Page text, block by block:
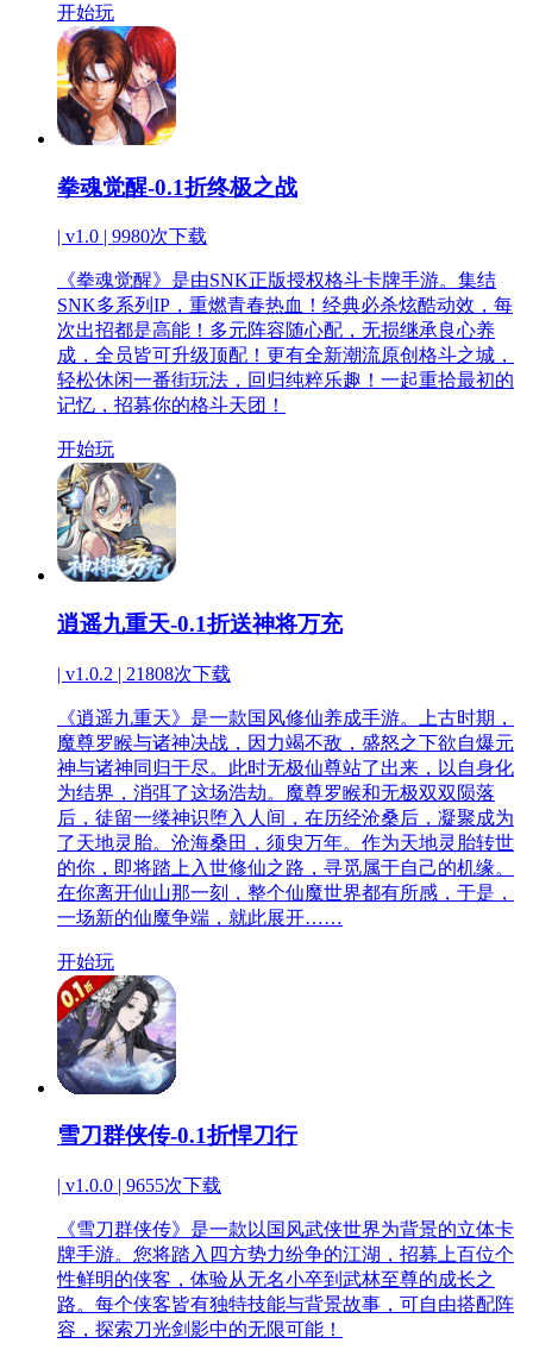
开始玩
拳魂觉醒-0.1折终极之战
| v1.0 | 9980次下载
《拳魂觉醒》是由SNK正版授权格斗卡牌手游。集结
SNK多系列IP，重燃青春热血！经典必杀炫酷动效，每
次出招都是高能！多元阵容随心配，无损继承良心养
成，全员皆可升级顶配！更有全新潮流原创格斗之城，
轻松休闲一番街玩法，回归纯粹乐趣！一起重拾最初的
记忆，招募你的格斗天团！
开始玩
逍遥九重天-0.1折送神将万充
| v1.0.2 | 21808次下载
《逍遥九重天》是一款国风修仙养成手游。上古时期，
魔尊罗睺与诸神决战，因力竭不敌，盛怒之下欲自爆元
神与诸神同归于尽。此时无极仙尊站了出来，以自身化
为结界，消弭了这场浩劫。魔尊罗睺和无极双双陨落
后，徒留一缕神识堕入人间，在历经沧桑后，凝聚成为
了天地灵胎。沧海桑田，须臾万年。作为天地灵胎转世
的你，即将踏上入世修仙之路，寻觅属于自己的机缘。
在你离开仙山那一刻，整个仙魔世界都有所感，于是，
一场新的仙魔争端，就此展开……
开始玩
雪刀群侠传-0.1折悍刀行
| v1.0.0 | 9655次下载
《雪刀群侠传》是一款以国风武侠世界为背景的立体卡
牌手游。您将踏入四方势力纷争的江湖，招募上百位个
性鲜明的侠客，体验从无名小卒到武林至尊的成长之
路。每个侠客皆有独特技能与背景故事，可自由搭配阵
容，探索刀光剑影中的无限可能！